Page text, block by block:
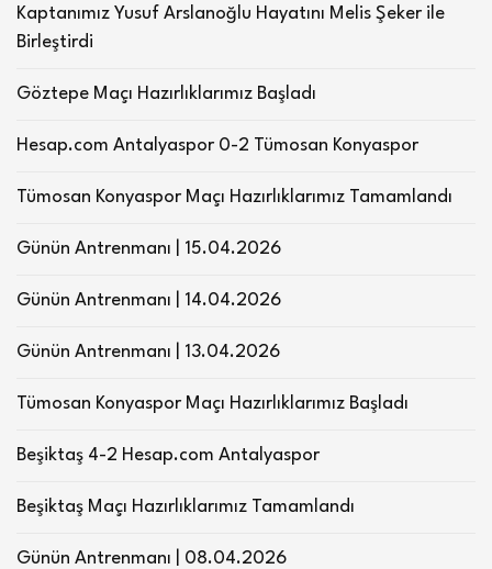
Kaptanımız Yusuf Arslanoğlu Hayatını Melis Şeker ile
Birleştirdi
Göztepe Maçı Hazırlıklarımız Başladı
Hesap.com Antalyaspor 0-2 Tümosan Konyaspor
Tümosan Konyaspor Maçı Hazırlıklarımız Tamamlandı
Günün Antrenmanı | 15.04.2026
Günün Antrenmanı | 14.04.2026
Günün Antrenmanı | 13.04.2026
Tümosan Konyaspor Maçı Hazırlıklarımız Başladı
Beşiktaş 4-2 Hesap.com Antalyaspor
Beşiktaş Maçı Hazırlıklarımız Tamamlandı
Günün Antrenmanı | 08.04.2026